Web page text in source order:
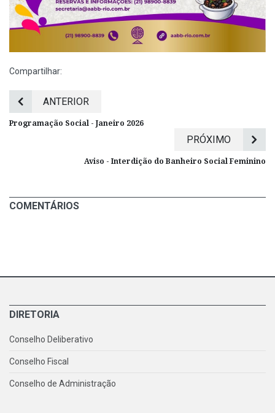
Compartilhar:
ANTERIOR
Programação Social - Janeiro 2026
PRÓXIMO
Aviso - Interdição do Banheiro Social Feminino
COMENTÁRIOS
DIRETORIA
Conselho Deliberativo
Conselho Fiscal
Conselho de Administração